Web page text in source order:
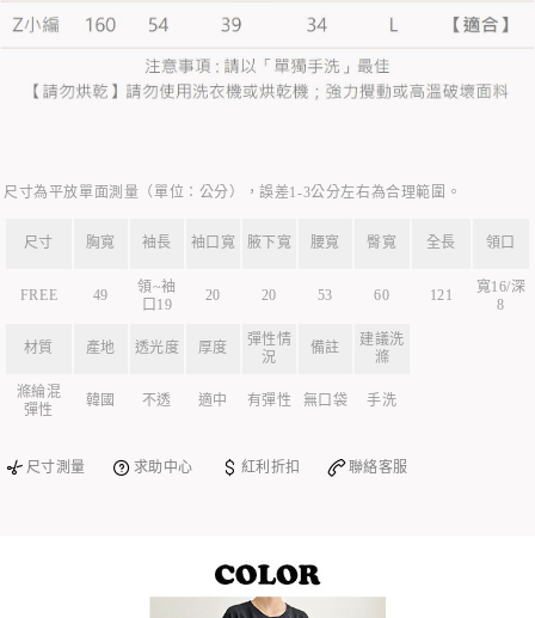
尺寸為平放單面測量（單位：公分），誤差1-3公分左右為合理範圍。
尺寸 胸寬 袖長 袖口寬 腋下寬 腰寬 臀寬 全長 領口
FREE 49
領~袖
口19
20 20 53 60 121
寬16/深
8
材質 產地 透光度 厚度
彈性情
況
備註
建議洗
滌
滌綸混
彈性
韓國 不透 適中 有彈性 無口袋 手洗
尺寸測量 求助中心 紅利折扣 聯絡客服